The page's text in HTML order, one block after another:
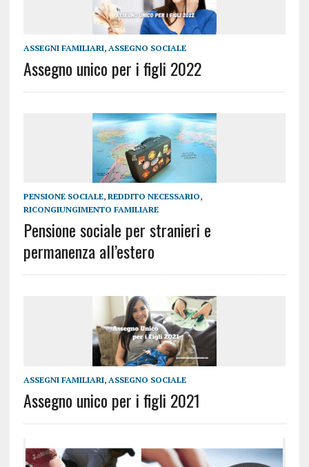
ASSEGNI FAMILIARI, ASSEGNO SOCIALE
Assegno unico per i figli 2022
PENSIONE SOCIALE, REDDITO NECESSARIO,
RICONGIUNGIMENTO FAMILIARE
Pensione sociale per stranieri e
permanenza all’estero
ASSEGNI FAMILIARI, ASSEGNO SOCIALE
Assegno unico per i figli 2021